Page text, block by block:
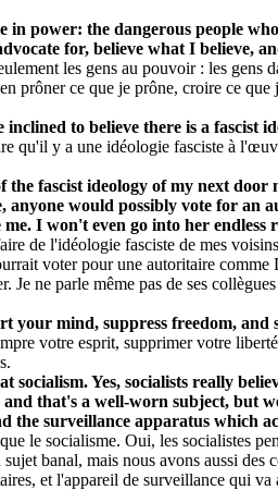
in power: the dangerous people
for, believe what I believe,
les gens au pouvoir : les gens
prôner ce que je prône, croire ce
inclined to believe there is a fascist
qu'il y a une idéologie fasciste à
fascist ideology of my next door
anyone would possibly vote for an
me. I won't even go into her
de l'idéologie fasciste de mes
voter pour une autoritaire
Je ne parle même pas de ses
your mind, suppress freedom,
votre esprit, supprimer votre
socialism. Yes, socialists really
that's a well-worn subject, but
the surveillance apparatus which
le socialisme. Oui, les socialistes
banal, mais nous avons aussi
et l'appareil de surveillance qui va